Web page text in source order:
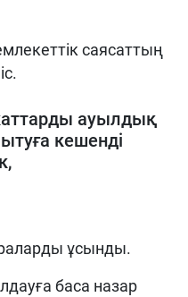
саясаттың
ауылдық
кешенді
ұсынды.
баса назар